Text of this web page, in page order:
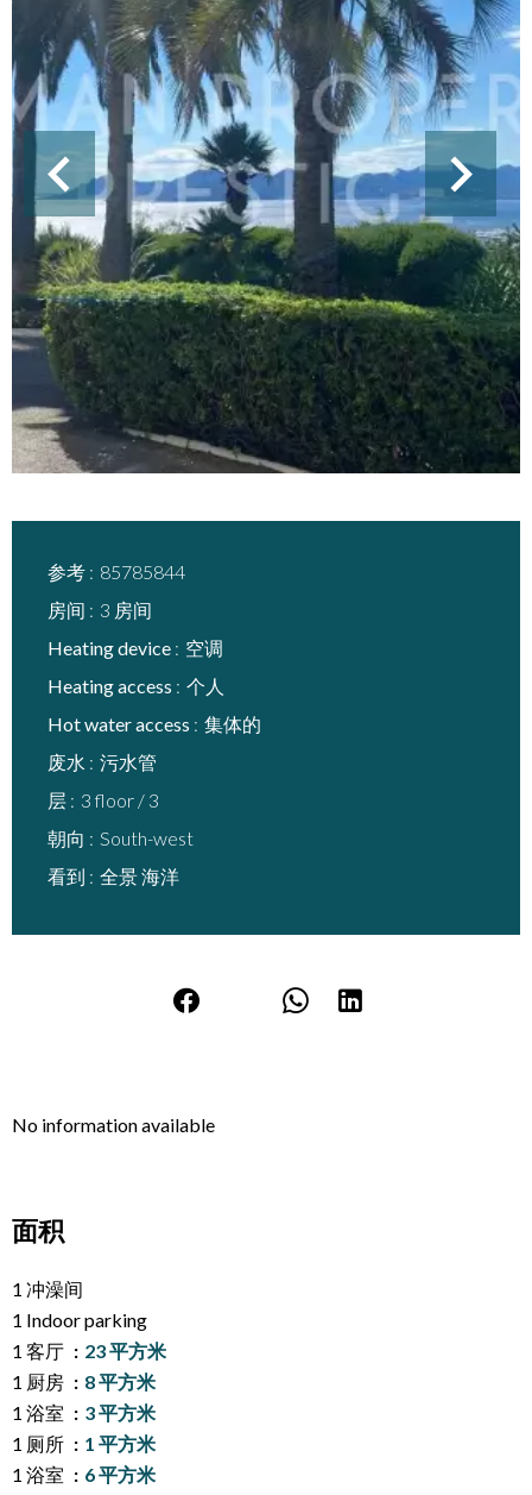
参考
85785844
房间
3 房间
Heating device
空调
Heating access
个人
Hot water access
集体的
废水
污水管
层
3 floor / 3
朝向
South-west
看到
全景 海洋
No information available
面积
1 冲澡间
1 Indoor parking
1 客厅
23 平方米
1 厨房
8 平方米
1 浴室
3 平方米
1 厕所
1 平方米
1 浴室
6 平方米